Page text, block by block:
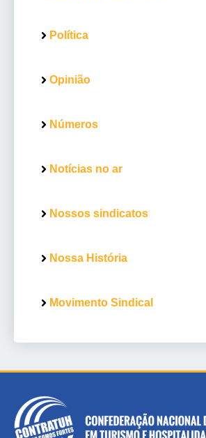
Política
Opinião
Números
Notícias no ar
Nossos sindicatos
Nossa História
Movimento Sindical